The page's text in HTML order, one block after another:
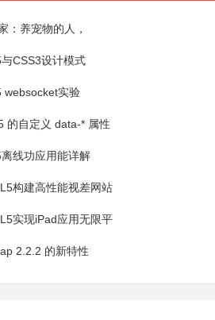
：养宠物的人，
CSS3设计模式
websocket实验
的自定义 data-* 属性
线功应用能详解
构建高性能视差网站
实现iPad应用无限平
2.2.2 的新特性